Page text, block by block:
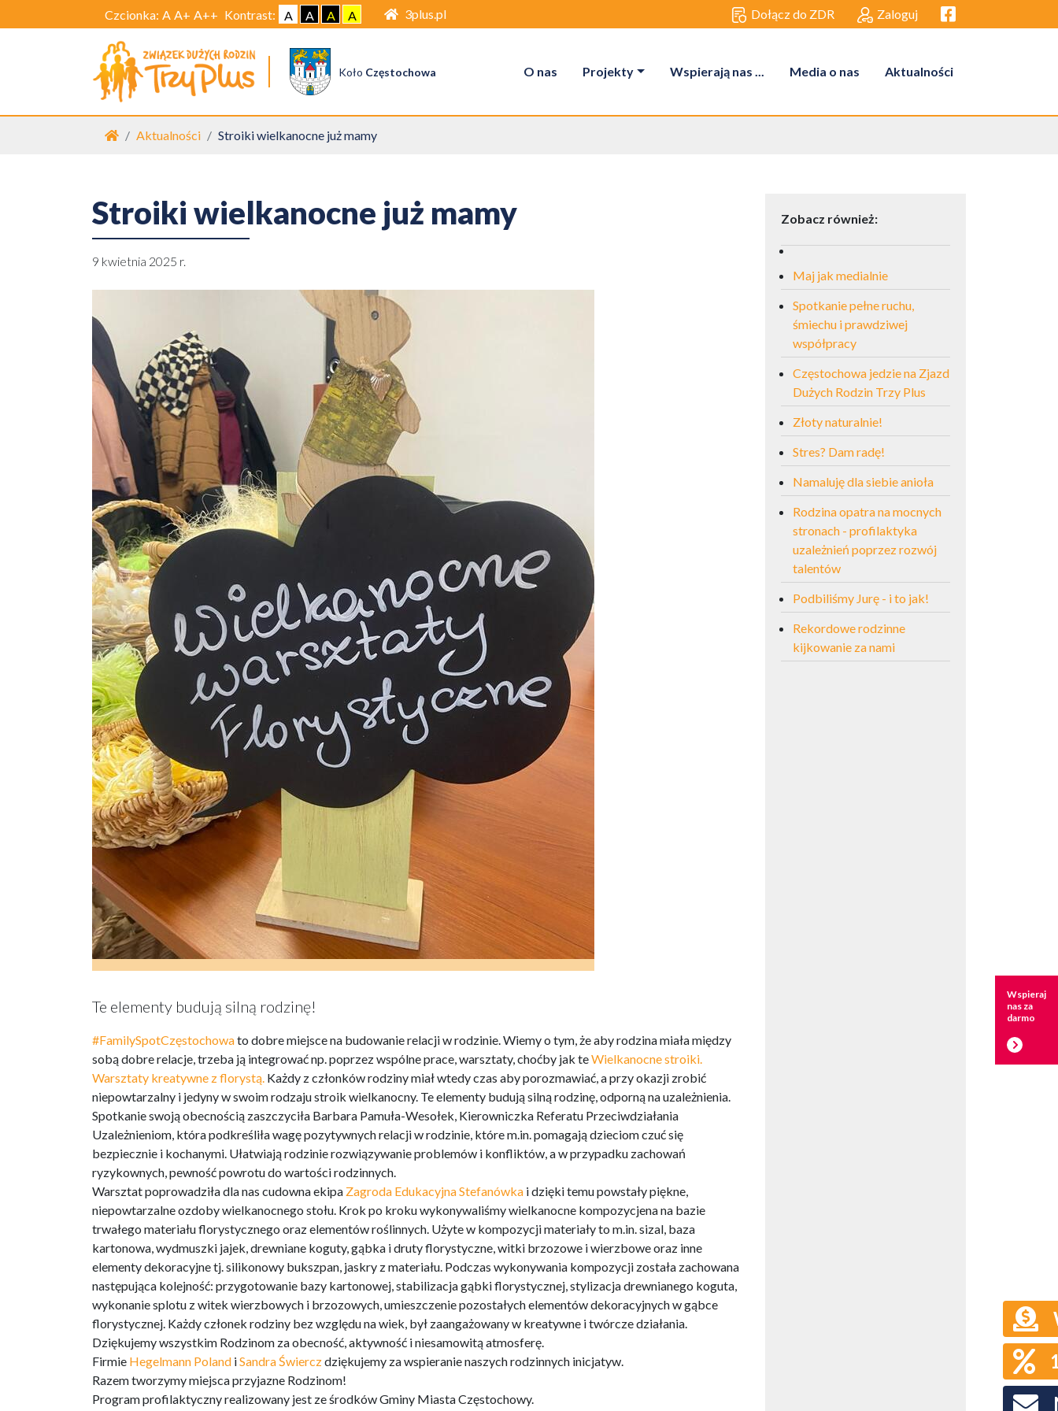
Czcionka: A A+ A++ Kontrast: A A A A 3plus.pl Dołącz do ZDR Zaloguj Facebook link
Koło Częstochowa O nas Projekty Wspierają nas ... Media o nas Aktualności
Strona główna
Aktualności Stroiki wielkanocne już mamy
Stroiki wielkanocne już mamy
9 kwietnia 2025 r.
Te elementy budują silną rodzinę!
#FamilySpotCzęstochowato dobre miejsce na budowanie relacji w rodzinie. Wiemy o tym, że aby rodzina miała między
sobą dobre relacje, trzeba ją integrować np. poprzez wspólne prace, warsztaty, choćby jak teWielkanocne stroiki.
Warsztaty kreatywne z florystą. Każdy z członków rodziny miał wtedy czas aby porozmawiać, a przy okazji zrobić
niepowtarzalny i jedyny w swoim rodzaju stroik wielkanocny. Te elementy budują silną rodzinę, odporną na uzależnienia.
Spotkanie swoją obecnością zaszczyciła Barbara Pamuła-Wesołek, Kierowniczka Referatu Przeciwdziałania
Uzależnieniom, która podkreśliła wagę pozytywnych relacji w rodzinie, które m.in. pomagają dzieciom czuć się
bezpiecznie i kochanymi. Ułatwiają rodzinie rozwiązywanie problemów i konfliktów, a w przypadku zachowań
ryzykownych, pewność powrotu do wartości rodzinnych.
Warsztat poprowadziła dla nas cudowna ekipa Zagroda Edukacyjna Stefanówka i dzięki temu powstały piękne,
niepowtarzalne ozdoby wielkanocnego stołu. Krok po kroku wykonywaliśmy wielkanocne kompozycjena na bazie
trwałego materiału florystycznego oraz elementów roślinnych. Użyte w kompozycji materiały to m.in. sizal, baza
kartonowa, wydmuszki jajek, drewniane koguty, gąbka i druty florystyczne, witki brzozowe i wierzbowe oraz inne
elementy dekoracyjne tj. silikonowy bukszpan, jaskry z materiału. Podczas wykonywania kompozycji została zachowana
następująca kolejność: przygotowanie bazy kartonowej, stabilizacja gąbki florystycznej, stylizacja drewnianego koguta,
wykonanie splotu z witek wierzbowych i brzozowych, umieszczenie pozostałych elementów dekoracyjnych w gąbce
florystycznej. Każdy członek rodziny bez względu na wiek, był zaangażowany w kreatywne i twórcze działania.
Dziękujemy wszystkim Rodzinom za obecność, aktywność i niesamowitą atmosferę.
Firmie Hegelmann Poland iSandra Świerczdziękujemy za wspieranie naszych rodzinnych inicjatyw.
Razem tworzymy miejsca przyjazne Rodzinom!
Program profilaktyczny realizowany jest ze środków Gminy Miasta Częstochowy.
Zobacz również:
Maj jak medialnie
Spotkanie pełne ruchu,
śmiechu i prawdziwej
współpracy
Częstochowa jedzie na Zjazd
Dużych Rodzin Trzy Plus
Złoty naturalnie!
Stres? Dam radę!
Namaluję dla siebie anioła
Rodzina opatra na mocnych
stronach - profilaktyka
uzależnień poprzez rozwój
talentów
Podbiliśmy Jurę - i to jak!
Rekordowe rodzinne
kijkowanie za nami
Wspieraj
nas za
darmo